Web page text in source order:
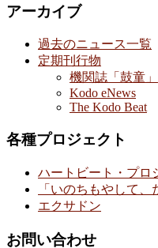
アーカイブ
過去のニュース一覧
定期刊行物
機関誌「鼓童」
Kodo eNews
The Kodo Beat
各種プロジェクト
ハートビート・プロ
「いのちもやして
エクサドン
お問い合わせ